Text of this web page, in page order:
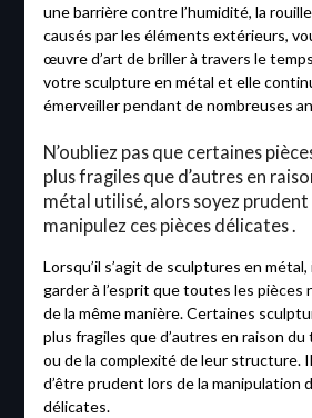
une barrière contre l’humidité, la
causés par les éléments extérieurs,
œuvre d’art de briller à travers le
votre sculpture en métal et elle
émerveiller pendant de nombreuses
N’oubliez pas que certaines
plus fragiles que d’autres en
métal utilisé, alors soyez
manipulez ces pièces délicates .
Lorsqu’il s’agit de sculptures en
garder à l’esprit que toutes les pièces
de la même manière. Certaines
plus fragiles que d’autres en raison
ou de la complexité de leur structure.
d’être prudent lors de la manipulation
délicates.